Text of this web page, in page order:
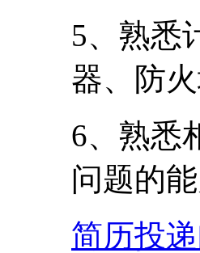
5、熟悉
器、防
6、熟悉
问题的能
简历投